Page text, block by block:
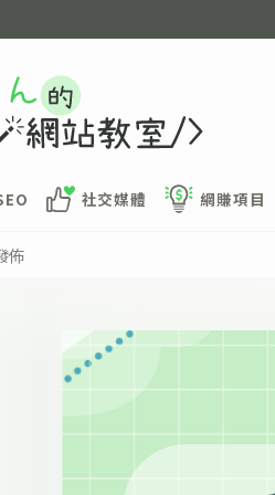
社交媒體 網賺項目
佈